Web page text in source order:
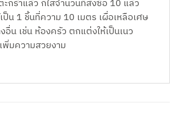
ะกร้าแล้ว ก็ใส่จำนวนที่สั่งซื้อ 10 แล้ว
ป็น 1 ชิ้นที่ความ 10 เมตร เผื่อเหลือเศษ
อื่น เช่น ห้องครัว ตกแต่งให้เป็นเนว
พิ่มความสวยงาม